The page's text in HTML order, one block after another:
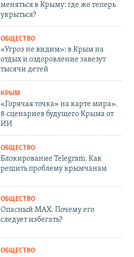
меняться в Крыму: где же теперь
укрыться?
ОБЩЕСТВО
«Угроз не видим»: в Крым на
отдых и оздоровление завезут
тысячи детей
КРЫМ
«Горячая точка» на карте мира».
8 сценариев будущего Крыма от
ИИ
ОБЩЕСТВО
Блокирование Telegram. Как
решить проблему крымчанам
ОБЩЕСТВО
Опасный MAX. Почему его
следует избегать?
ОБЩЕСТВО